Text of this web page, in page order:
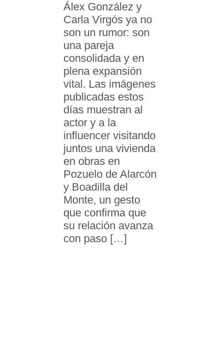
Álex González y
Carla Virgós ya no
son un rumor: son
una pareja
consolidada y en
plena expansión
vital. Las imágenes
publicadas estos
días muestran al
actor y a la
influencer visitando
juntos una vivienda
en obras en
Pozuelo de Alarcón
y Boadilla del
Monte, un gesto
que confirma que
su relación avanza
con paso […]